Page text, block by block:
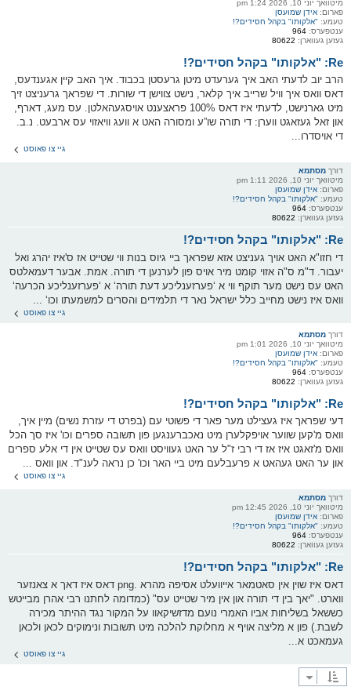
מיטוואך יוני 10, 2026 1:24 pm
פארום: אידן שמועסן
טעמע: "אלקותו" בקהל חסידים?!
ענטפערס: 964
געזען געווארן: 80622
Re: "אלקותו" בקהל חסידים?!
הרב יוב לדעתי האב איך גערעדט מיטן גרעסטן בכבוד. איך האב קיין אגענדעס,
דאס וואס איך וויל שרייב איך קלאר, נישט צווישן די שורות. די שפראך גרעניצט זיך
מיט גארנישט, לדעתי איז דאס 100% פראצענט אויסגעהאלטן. עס מעג, דארף,
און זאל געזאגט ווערן: די תורה שו”ע ומסורה האט א וועג וויאזוי עס ארבעט. נ.ב.
די אויסדרו...
גיי צו פאוסט
דורך מסתמא
מיטוואך יוני 10, 2026 1:11 pm
פארום: אידן שמועסן
טעמע: "אלקותו" בקהל חסידים?!
ענטפערס: 964
געזען געווארן: 80622
Re: "אלקותו" בקהל חסידים?!
די חזו"א האט אויך געניצט אזא שפראך ביי גיוס בנות ווי שטייט אז ס'איז יהרג ואל
יעבור. ד"מ ס"ה אזוי קומט מיר אויס פון לערנען די תורה. אמת. אבער דעמאלטס
האט עס נישט מער תוקף ווי א ‘פערזענליכע דעת תורה‘ א ‘פערזענליכע הכרעה‘
וואס איז נישט מחייב כלל ישראל נאר די תלמידים והסרים למשמעתו וכו‘ ...
גיי צו פאוסט
דורך מסתמא
מיטוואך יוני 10, 2026 1:01 pm
פארום: אידן שמועסן
טעמע: "אלקותו" בקהל חסידים?!
ענטפערס: 964
געזען געווארן: 80622
Re: "אלקותו" בקהל חסידים?!
דעי שפראך איז געצילט מער פאר די פשוטי עם (בפרט די עזרת נשים) מיין איך,
וואס מ'קען שווער אויפקלערן מיט נאכברענגען פון תשובה ספרים וכו' איז סך הכל
וואס מ'זאגט איז אז די רבי ז"ל ער האט געוויסט וואס עס שטייט אין די אלע ספרים
און ער האט געהאט א פרעבלעם מיט ביי האר וכו' כן נראה לענ"ד. און וואס ...
גיי צו פאוסט
דורך מסתמא
מיטוואך יוני 10, 2026 12:45 pm
פארום: אידן שמועסן
טעמע: "אלקותו" בקהל חסידים?!
ענטפערס: 964
געזען געווארן: 80622
Re: "אלקותו" בקהל חסידים?!
דאס איז שוין אין סאטמאר אייוועלט אסיפה מהרא .png דאס איז דאך א צאנזער
ווארט. "יאך בין די תורה און אין מיר שטייט עס" (כמדומה לחתנו רבי אהרן מבייטש
כששאל בשליחות אביו האמרי נועם מדזשיקאוו על המקור נגד ההיתר מכירה
לשבת.) פון א מליצה אויף א מחלוקת להלכה מיט תשובות ונימוקים לכאן ולכאן
געמאכט א...
גיי צו פאוסט